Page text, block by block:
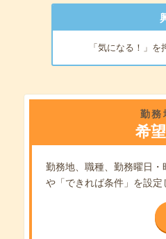
「気になる！」
勤務
希
勤務地、職種、勤務曜日・
や「できれば条件」を設